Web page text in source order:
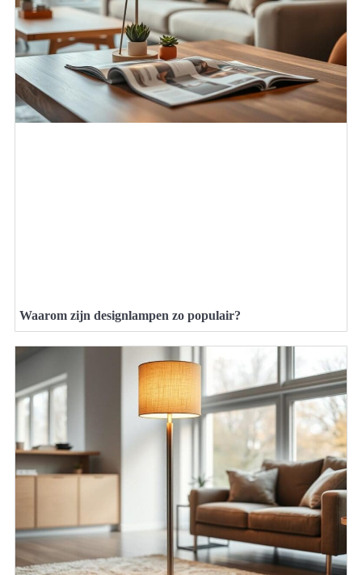
Waarom zijn designlampen zo populair?